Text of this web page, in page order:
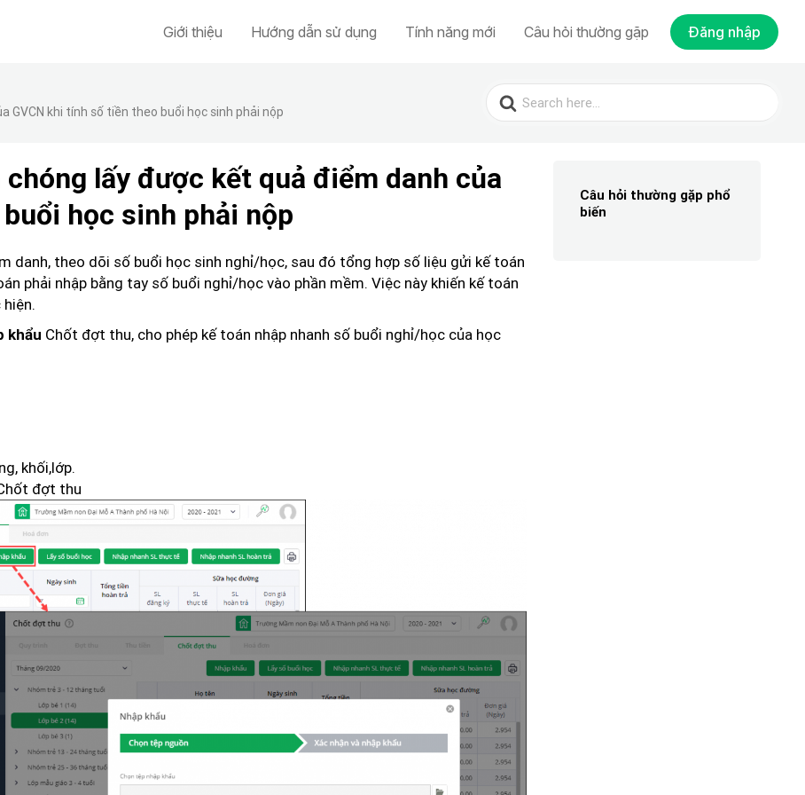
Giới thiệu Hướng dẫn sử dụng Tính năng mới Câu hỏi thường gặp Đăng nhập
khi tính số tiền theo buổi học sinh phải nộp
Search
for:
lấy được kết quả điểm danh của
học sinh phải nộp
danh, theo dõi số buổi học sinh nghỉ/học, sau đó tổng hợp số liệu gửi kế toán
phải nhập bằng tay số buổi nghỉ/học vào phần mềm. Việc này khiến kế toán
khẩu Chốt đợt thu, cho phép kế toán nhập nhanh số buổi nghỉ/học của học
khối,lớp.
đợt thu
Câu hỏi thường gặp phổ
biến